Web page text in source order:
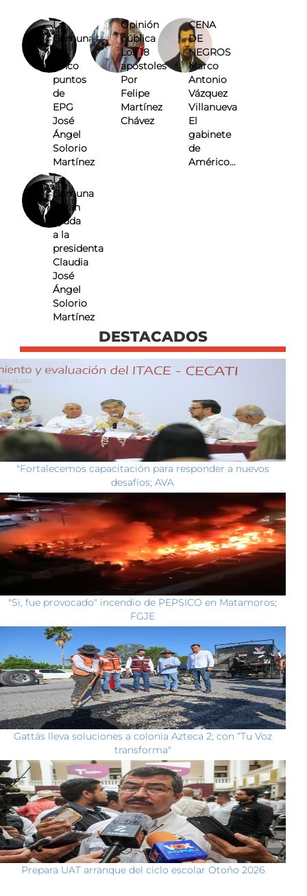
La
Comuna
Los
cinco
puntos
de
EPG
José
Ángel
Solorio
Martínez
Opinión
pública
Los 18
apóstoles
Por
Felipe
Martínez
Chávez
CENA
DE
NEGROS
Marco
Antonio
Vázquez
Villanueva
El
gabinete
de
Américo…
La
Comuna
Pidan
ayuda
a la
presidenta
Claudia
José
Ángel
Solorio
Martínez
DESTACADOS
"Fortalecemos capacitación para responder a nuevos
desafíos; AVA
"Si, fue provocado" incendio de PEPSICO en Matamoros;
FGJE
Gattás lleva soluciones a colonia Azteca 2; con “Tu Voz
transforma"
Prepara UAT arranque del ciclo escolar Otoño 2026